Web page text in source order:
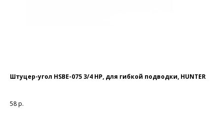
Штуцер-угол НSBE-075 3/4 НР, для гибкой подводки, HUNTER
58р.